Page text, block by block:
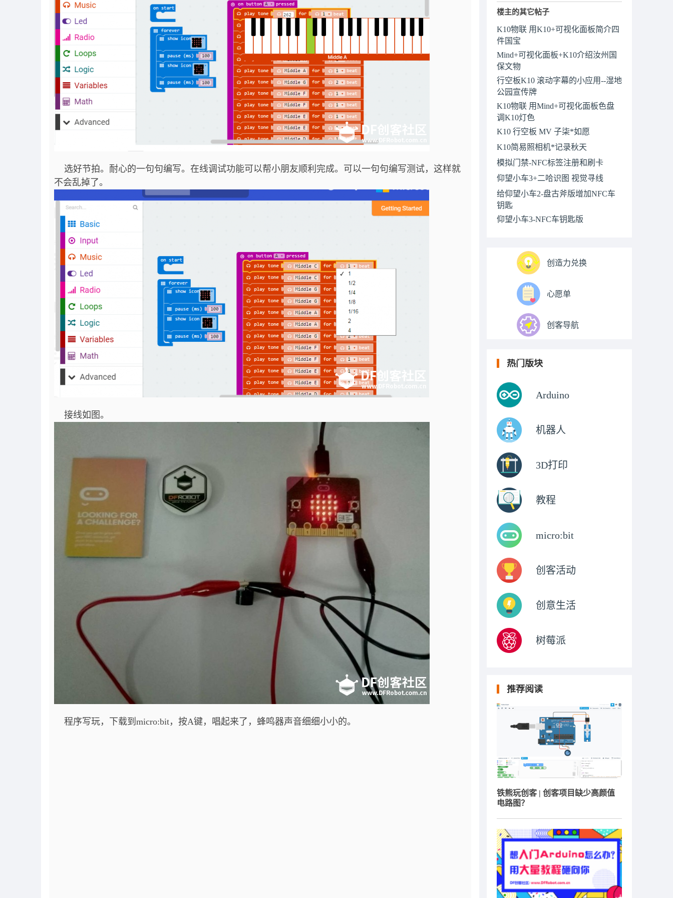
选好节拍。耐心的一句句编写。在线调试功能可以帮小朋友顺利完成。可以一句句编写测试，这样就
不会乱掉了。
接线如图。
程序写玩，下载到 micro:bit，按A键，唱起来了，蜂鸣器声音细细小小的。
楼主的其它帖子
K10物联 用K10+可视化面板简介四
件国宝
Mind+可视化面板+K10介绍汝州国
保文物
行空板K10 滚动字幕的小应用--湿地
公园宣传牌
K10物联 用Mind+可视化面板色盘
调K10灯色
K10 行空板 MV 子柒*如愿
K10简易照相机*记录秋天
模拟门禁-NFC标签注册和刷卡
仰望小车3+二哈识图 视觉寻线
给仰望小车2-盘古斧版增加NFC车
钥匙
仰望小车3-NFC车钥匙版
创造力兑换
心愿单
创客导航
热门版块
Arduino
机器人
3D打印
教程
micro:bit
创客活动
创意生活
树莓派
推荐阅读
铁熊玩创客 | 创客项目缺少高颜值
电路图？